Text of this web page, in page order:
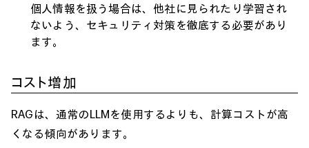
個人情報を扱う場合は、他社に見られたり学習され
ないよう、セキュリティ対策を徹底する必要があり
ます。
コスト増加
RAGは、通常のLLMを使用するよりも、計算コストが高
くなる傾向があります。